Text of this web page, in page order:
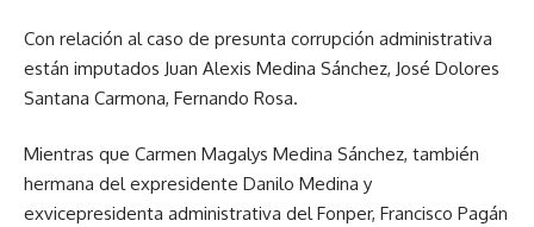
Con relación al caso de presunta corrupción administrativa
están imputados Juan Alexis Medina Sánchez, José Dolores
Santana Carmona, Fernando Rosa.
Mientras que Carmen Magalys Medina Sánchez, también
hermana del expresidente Danilo Medina y
exvicepresidenta administrativa del Fonper, Francisco Pagán